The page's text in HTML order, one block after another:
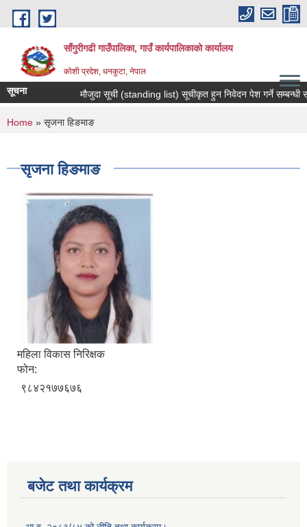
Skip to main content
साँगुरीगढी गाउँपालिका, गाउँ कार्यपालिकाको कार्यालय
कोशी प्रदेश, धनकुटा, नेपाल
सूचना मौजुदा सूची (standing list) सूचीकृत हुन निवेदन पेश गर्ने सम्बन्धी
You are here
Home » सृजना हिङमाङ
सृजना हिङमाङ
महिला विकास निरिक्षक
फोन:
९८४२१७७६७६
बजेट तथा कार्यक्रम